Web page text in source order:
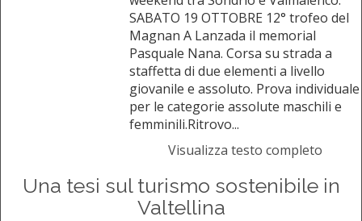
SABATO 19 OTTOBRE 12° trofeo del
Magnan A Lanzada il memorial
Pasquale Nana. Corsa su strada a
staffetta di due elementi a livello
giovanile e assoluto. Prova individuale
per le categorie assolute maschili e
femminili.Ritrovo...
Visualizza testo completo
Una tesi sul turismo sostenibile in
Valtellina